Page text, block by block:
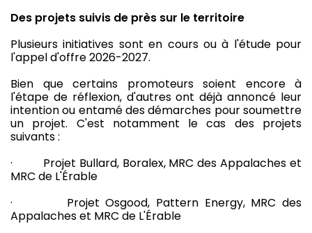
Des projets suivis de près sur le territoire
Plusieurs initiatives sont en cours ou à l'étude pour
l'appel d'offre 2026-2027.
Bien que certains promoteurs soient encore à
l'étape de réflexion, d'autres ont déjà annoncé leur
intention ou entamé des démarches pour soumettre
un projet. C'est notamment le cas des projets
suivants :
· Projet Bullard, Boralex, MRC des Appalaches et
MRC de L'Érable
· Projet Osgood, Pattern Energy, MRC des
Appalaches et MRC de L'Érable